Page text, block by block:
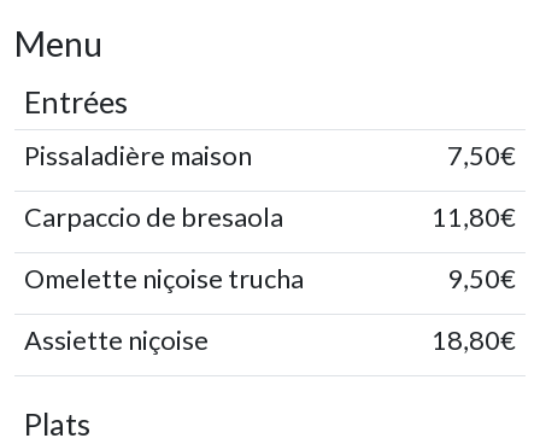
Menu
Entrées
Pissaladière maison
7,50€
Carpaccio de bresaola
11,80€
Omelette niçoise trucha
9,50€
Assiette niçoise
18,80€
Plats